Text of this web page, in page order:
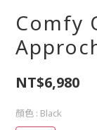
Comfy
NT$6,980
顏色 : Black